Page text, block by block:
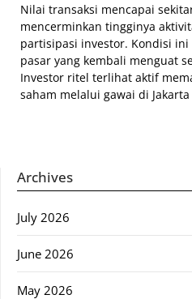
Nilai transaksi mencapai
mencerminkan tingginya
partisipasi investor. Kondisi
pasar yang kembali menguat
Investor ritel terlihat aktif
saham melalui gawai di
Archives
July 2026
June 2026
May 2026